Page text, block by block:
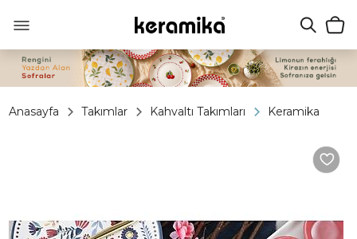
Anasayfa Takımlar Kahvaltı Takımları Keramika